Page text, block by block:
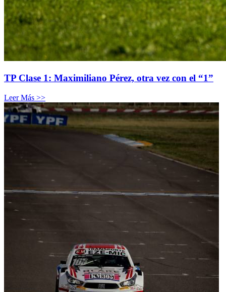
TP Clase 1: Maximiliano Pérez, otra vez con el “1”
Leer Más >>